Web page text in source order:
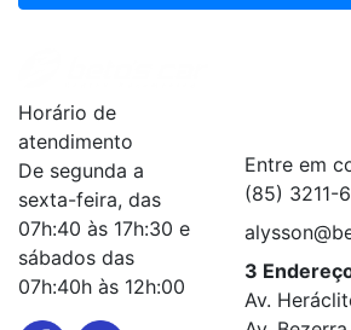
Horário de
atendimento
De segunda a
sexta-feira, das
07h:40 às 17h:30 e
sábados das
07h:40h às 12h:00
Entre em
(85) 3211-
3
Av.